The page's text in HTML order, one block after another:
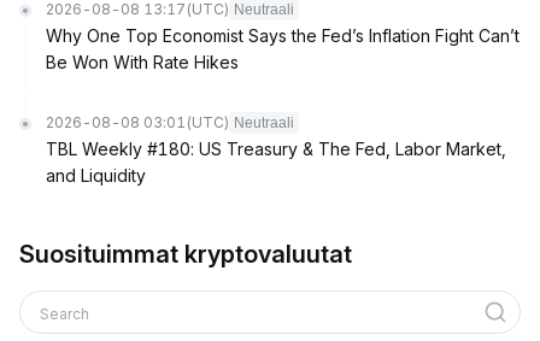
2026-08-08 13:17 (UTC) Neutraali
Why One Top Economist Says the Fed’s Inflation Fight Can’t
Be Won With Rate Hikes
2026-08-08 03:01 (UTC) Neutraali
TBL Weekly #180: US Treasury & The Fed, Labor Market,
and Liquidity
Suosituimmat kryptovaluutat
Search